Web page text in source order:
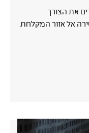
את הצורך
אל אזור המקלחת